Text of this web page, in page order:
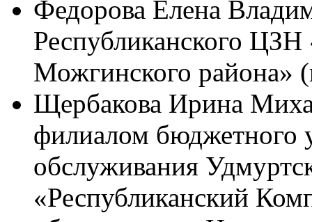
Федорова Елена
Республиканского
Можгинского района»
Щербакова Ирина
филиалом бюджетного
обслуживания
«Республиканский